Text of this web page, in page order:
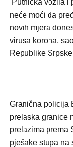
Putnička vozila i
neće moći da
novih mjera
virusa korona,
Republike Srpske.
Granična policija
prelaska granice
prelazima prema
pješake stupa na